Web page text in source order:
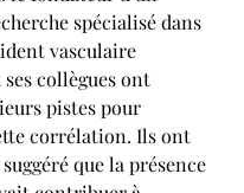
spécialisé dans
vasculaire
collègues ont
pistes pour
corrélation. Ils ont
que la présence